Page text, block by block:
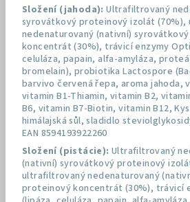
Složení (jahoda): Ultrafiltrovaný
syrovátkový proteinový izolát
nedenaturovaný (nativní)
koncentrát (30%), trávicí enzymy
celuláza, papain, alfa-amyláza,
bromelain), probiotika Lactospore
barvivo červená řepa, aroma jahoda,
vitamin B1-Thiamin, vitamin B2,
B6, vitamin B7-Biotin, vitamin B12,
himálajská sůl, sladidlo
EAN 8594193922260
Složení (pistácie): Ultrafiltrovaný
(nativní) syrovátkový proteinový
ultrafiltrovaný nedenaturovaný
proteinový koncentrát (30%), trávicí